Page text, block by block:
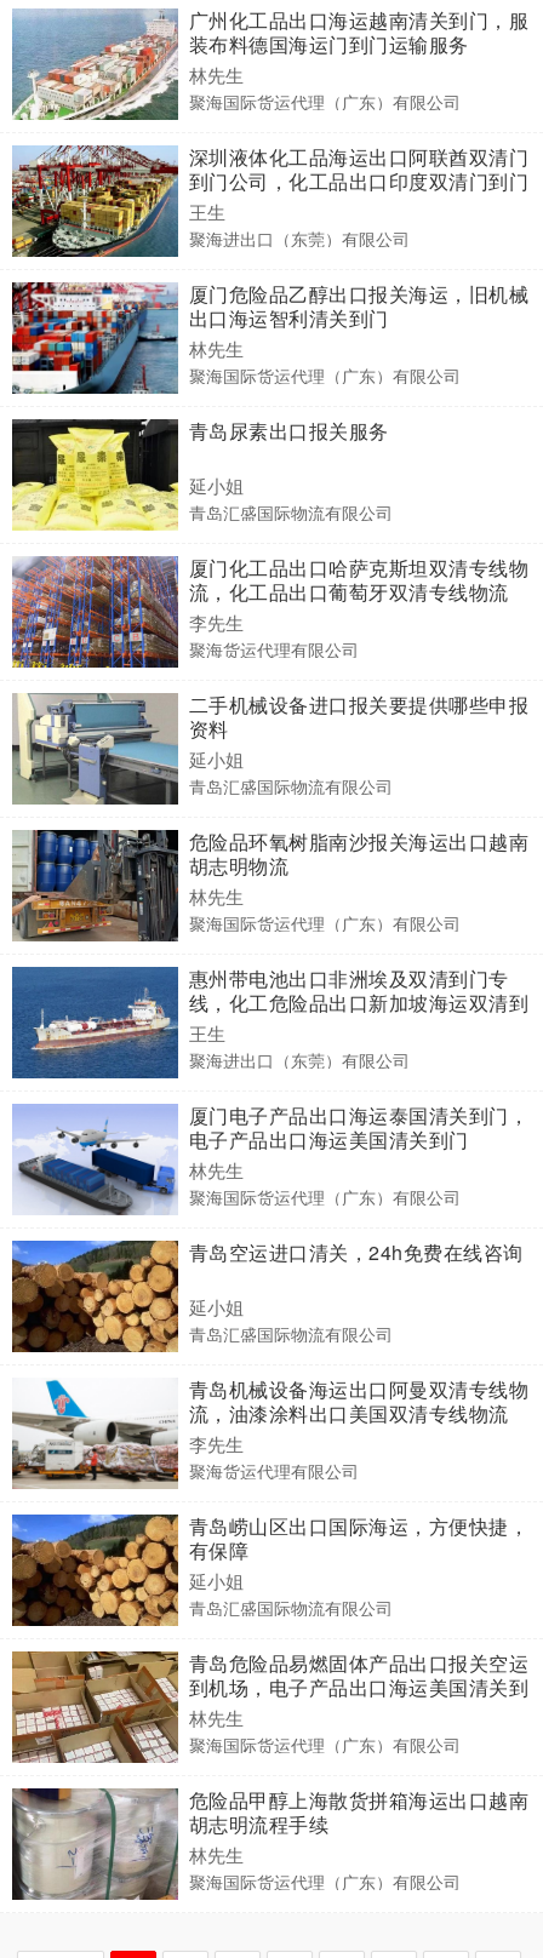
广州化工品出口海运越南清关到门，服
装布料德国海运门到门运输服务
林先生
聚海国际货运代理（广东）有限公司
深圳液体化工品海运出口阿联酋双清门
到门公司，化工品出口印度双清门到门
物流服务
王生
聚海进出口（东莞）有限公司
厦门危险品乙醇出口报关海运，旧机械
出口海运智利清关到门
林先生
聚海国际货运代理（广东）有限公司
青岛尿素出口报关服务
延小姐
青岛汇盛国际物流有限公司
厦门化工品出口哈萨克斯坦双清专线物
流，化工品出口葡萄牙双清专线物流
李先生
聚海货运代理有限公司
二手机械设备进口报关要提供哪些申报
资料
延小姐
青岛汇盛国际物流有限公司
危险品环氧树脂南沙报关海运出口越南
胡志明物流
林先生
聚海国际货运代理（广东）有限公司
惠州带电池出口非洲埃及双清到门专
线，化工危险品出口新加坡海运双清到
门
王生
聚海进出口（东莞）有限公司
厦门电子产品出口海运泰国清关到门，
电子产品出口海运美国清关到门
林先生
聚海国际货运代理（广东）有限公司
青岛空运进口清关，24h免费在线咨询
延小姐
青岛汇盛国际物流有限公司
青岛机械设备海运出口阿曼双清专线物
流，油漆涂料出口美国双清专线物流
李先生
聚海货运代理有限公司
青岛崂山区出口国际海运，方便快捷，
有保障
延小姐
青岛汇盛国际物流有限公司
青岛危险品易燃固体产品出口报关空运
到机场，电子产品出口海运美国清关到
门
林先生
聚海国际货运代理（广东）有限公司
危险品甲醇上海散货拼箱海运出口越南
胡志明流程手续
林先生
聚海国际货运代理（广东）有限公司